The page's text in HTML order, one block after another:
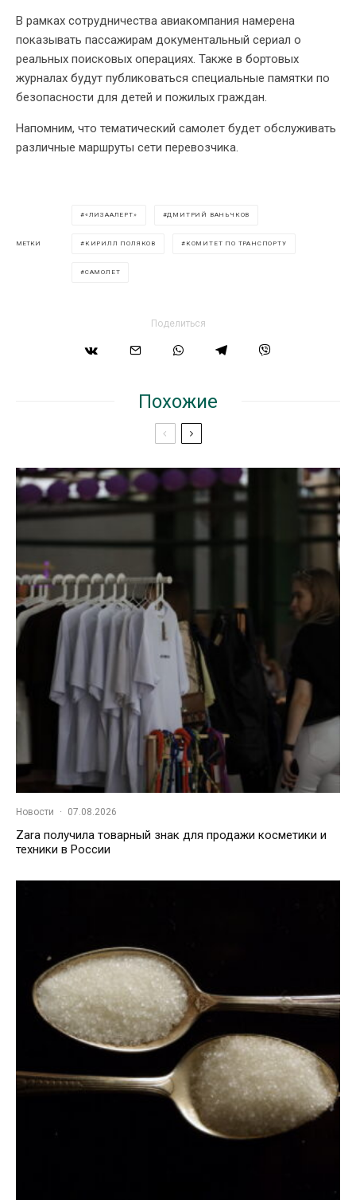
В рамках сотрудничества авиакомпания намерена
показывать пассажирам документальный сериал о
реальных поисковых операциях. Также в бортовых
журналах будут публиковаться специальные памятки по
безопасности для детей и пожилых граждан.
Напомним, что тематический самолет будет обслуживать
различные маршруты сети перевозчика.
МЕТКИ
«ЛИЗААЛЕРТ» ДМИТРИЙ ВАНЬЧКОВ
КИРИЛЛ ПОЛЯКОВ КОМИТЕТ ПО ТРАНСПОРТУ
САМОЛЕТ
Поделиться
Похожие
Новости · 07.08.2026
Zara получила товарный знак для продажи косметики и
техники в России